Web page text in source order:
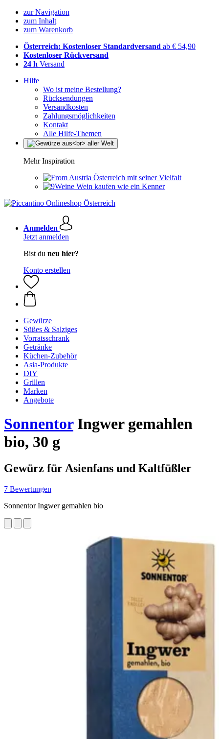
zur Navigation
zum Inhalt
zum Warenkorb
Österreich: Kostenloser Standardversand ab € 54,90
Kostenloser Rückversand
24 h Versand
Hilfe
Wo ist meine Bestellung?
Rücksendungen
Versandkosten
Zahlungsmöglichkeiten
Kontakt
Alle Hilfe-Themen
Mehr Inspiration
Österreich mit seiner Vielfalt
Wein kaufen wie ein Kenner
Anmelden
Jetzt anmelden
Bist du neu hier?
Konto erstellen
Gewürze
Süßes & Salziges
Vorratsschrank
Getränke
Küchen-Zubehör
Asia-Produkte
DIY
Grillen
Marken
Angebote
SonnentorIngwer gemahlen
bio, 30 g
Gewürz für Asienfans und Kaltfüßler
7 Bewertungen
Sonnentor Ingwer gemahlen bio